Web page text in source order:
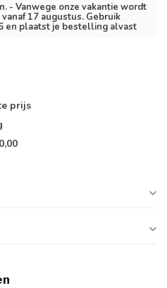
- Vanwege onze vakantie wordt
17 augustus. Gebruik
en plaatst je bestelling alvast
prijs